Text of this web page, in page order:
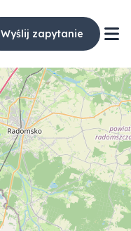
Wyślij zapytanie